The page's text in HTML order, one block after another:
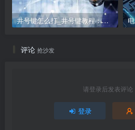
井号键怎么打_井号键教程：打出#的方法
评论 抢沙发
请登录后发表评论
登录